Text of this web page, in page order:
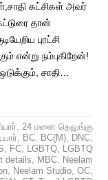
கட்சிகள் அவர்
தான்
புரட்சி
என்று நம்புகிறேன்!
சாதி…
, 24 மனை தெலுங்கு
, BC, BC(M), DNC,
, FC, LGBTQ, LGBTQ
details, MBC, Neelam
, Neelam Studio, OC,